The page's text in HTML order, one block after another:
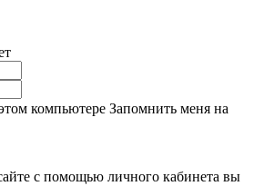
компьютере Запомнить меня на
с помощью личного кабинета вы